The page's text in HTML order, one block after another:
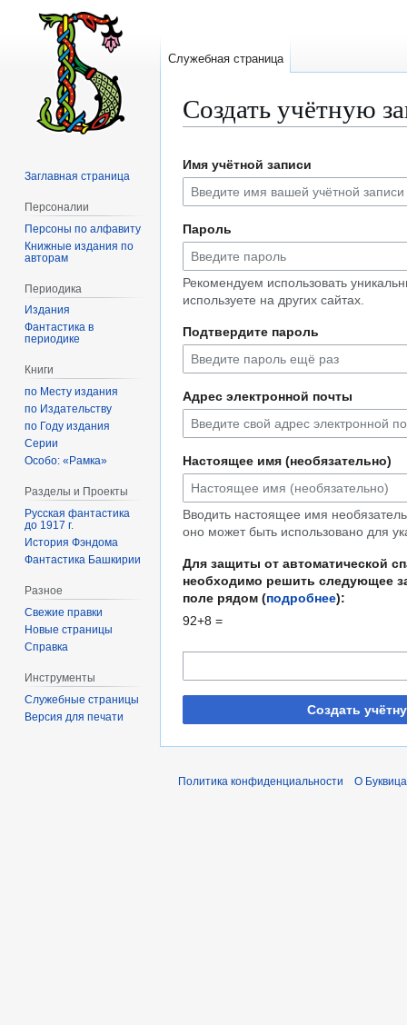
Создать учётную
к
навигации
к
поиску
Имя учётной записи
Пароль
Рекомендуем использовать
используете на других сайтах.
Подтвердите пароль
Адрес электронной почты
Настоящее имя (необязательно)
Вводить настоящее имя
оно может быть использовано для
Для защиты от автоматической
необходимо решить следующее
поле рядом (подробнее):
92+8 =
Создать
Служебная страница
Заглавная страница
Персоналии
Персоны по алфавиту
Книжные издания по
авторам
Периодика
Издания
Фантастика в
периодике
Книги
по Месту издания
по Издательству
по Году издания
Серии
Особо: «Рамка»
Разделы и Проекты
Русская фантастика
до 1917 г.
История Фэндома
Фантастика Башкирии
Разное
Свежие правки
Новые страницы
Справка
Инструменты
Служебные страницы
Версия для печати
Политика конфиденциальности О Буквица